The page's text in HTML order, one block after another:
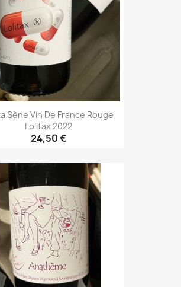
Sène Vin De France Rouge
Lolitax 2022
24,50 €